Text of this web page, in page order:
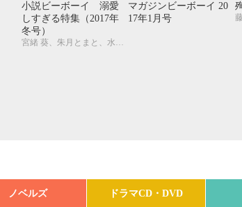
小説ビーボーイ 溺愛
しすぎる特集（2017年
冬号）
宮緒 葵、朱月とまと、水壬楓子、しおべり由生、吉田ナツ、森原八鹿、彩寧一叶、高世ナオキ、遠野春日、円陣闇丸、東野ゆき、園千代子、東野 海、林 マキ、永井三郎、福嶋ユッカ、モリフジ、黒田 屑、ゆうき
マガジンビーボーイ 20
17年1月号
ノベルズ ドラマCD・DVD